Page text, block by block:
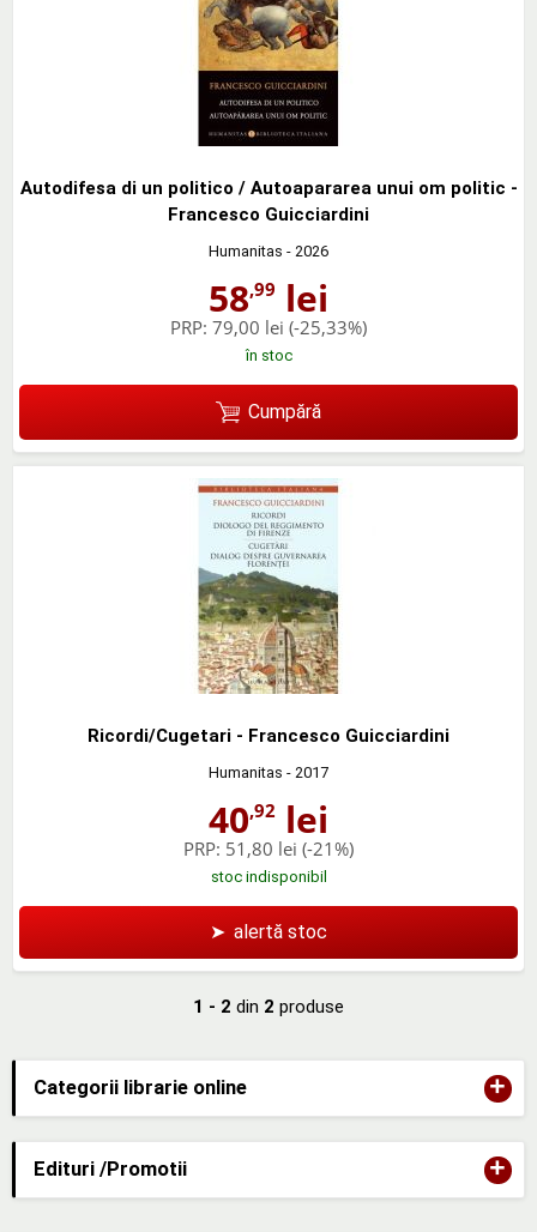
Categorii librarie online +
Edituri /Promotii +
Autodifesa di un politico / Autoapararea unui om politic -
Francesco Guicciardini
Humanitas - 2026
58,99 lei
PRP: 79,00 lei (-25,33%)
în stoc
Cumpără
Ricordi/Cugetari - Francesco Guicciardini
Humanitas - 2017
40,92 lei
PRP: 51,80 lei (-21%)
stoc indisponibil
➤ alertă stoc
1 - 2 din 2 produse